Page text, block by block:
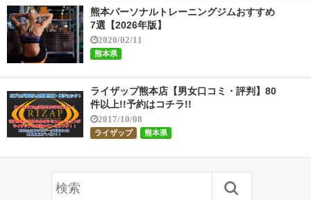
熊本パーソナルトレーニングジムおすすめ
7選【2026年版】
2020/02/11
熊本県
ライザップ熊本店【男女口コミ・評判】80
件以上!!予約はコチラ!!
2017/10/08
ライザップ 熊本県